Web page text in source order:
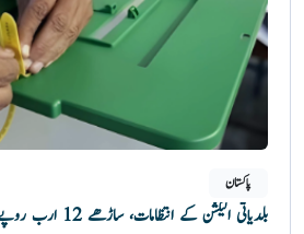
پاکستان
بلدیاتی الیکشن کے انتظامات، ساڑھے 12 ارب روپے کا تخمینہ